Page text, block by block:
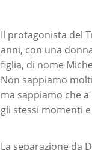
Il protagonista del
anni, con una
figlia, di nome
Non sappiamo
ma sappiamo che
gli stessi momenti
La separazione da